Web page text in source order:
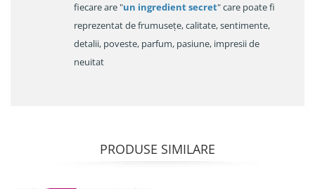
fiecare are "un ingredient secret" care poate fi
reprezentat de frumusețe, calitate, sentimente,
detalii, poveste, parfum, pasiune, impresii de
neuitat
PRODUSE SIMILARE